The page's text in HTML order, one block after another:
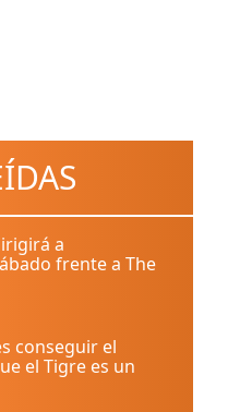
a
frente a The
conseguir el
el Tigre es un